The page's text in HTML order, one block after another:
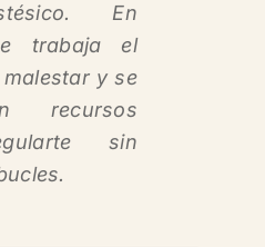
En
trabaja el
y se
recursos
sin